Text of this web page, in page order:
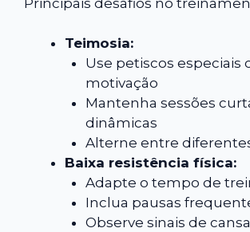
Teimosia:
Use petiscos especiais
motivação
Mantenha sessões
dinâmicas
Alterne entre
Baixa resistência física:
Adapte o tempo de
Inclua pausas
Observe sinais de